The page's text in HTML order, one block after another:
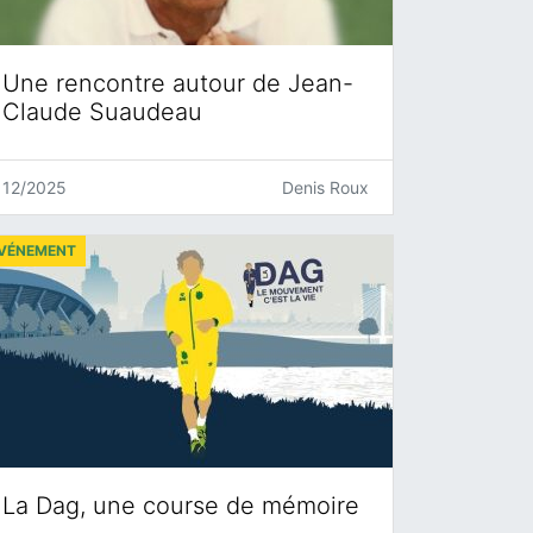
Une rencontre autour de Jean-
Claude Suaudeau
12/2025 Denis Roux
La Dag, une course de mémoire